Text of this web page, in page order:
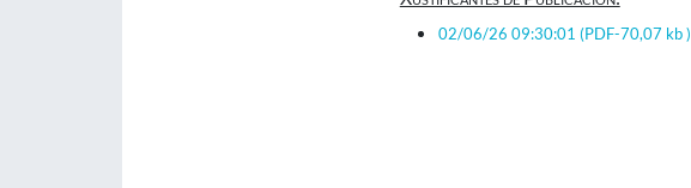
02/06/26 09:30:01 (PDF-70,07 kb )